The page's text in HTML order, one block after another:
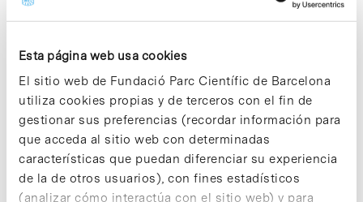
Esta página web usa cookies
El sitio web de Fundació Parc Científic de Barcelona
utiliza cookies propias y de terceros con el fin de
gestionar sus preferencias (recordar información para
que acceda al sitio web con determinadas
características que puedan diferenciar su experiencia
de la de otros usuarios), con fines estadísticos
(analizar cómo interactúa con el sitio web) y para
“Nuestros resultados sugieren que las fases
iniciales del desarrollo tumoral y el crecimiento del
distintos que pueden depender de diferentes
mecanismos moleculares.”, explica la
Dra. Cristina
Molnar , primera autora del estudio.
Los genes de la línea germinal como diana
frente al cáncer
Los genes que tradicionalmente se han asociado